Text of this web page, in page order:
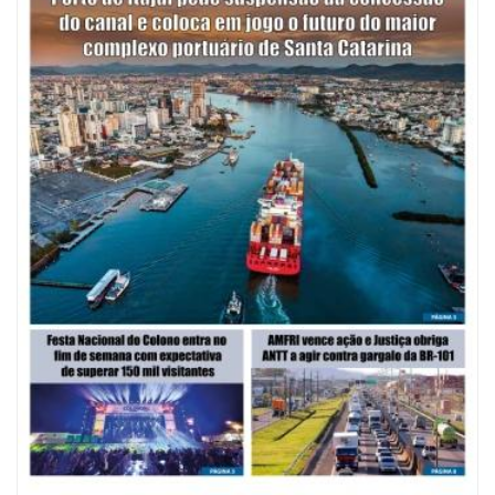
07/08/2026 | 07:00
Saúde de BC promove mutirão de DIU e Implanon na UBS Municípios
neste sábado
POLÍTICA